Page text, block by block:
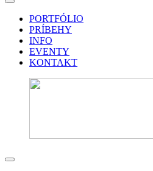
PORTFÓLIO
PRÍBEHY
INFO
EVENTY
KONTAKT